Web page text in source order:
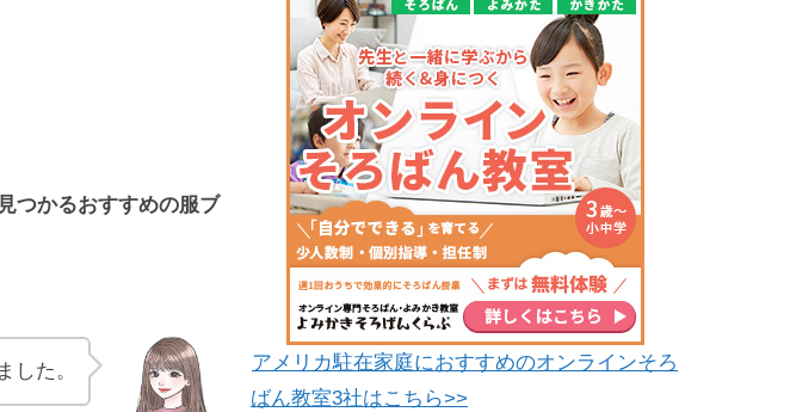
つかるおすすめの服ブ
した。
アメリカ駐在家庭におすすめのオンラインそろ
ばん教室3社はこちら>>